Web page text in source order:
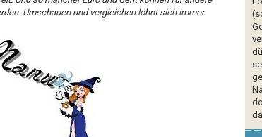
Umschauen und vergleichen lohnt sich immer.